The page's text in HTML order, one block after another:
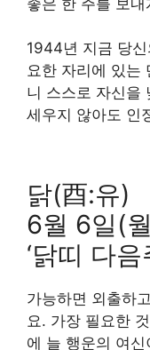
1944년 지금 당
요한 자리에 있는
니 스스로 자신을
세우지 않아도 인
닭(酉:유)
6월 6일(
‘닭띠 다
가능하면 외출하
요. 가장 필요한
에 늘 행운의 여